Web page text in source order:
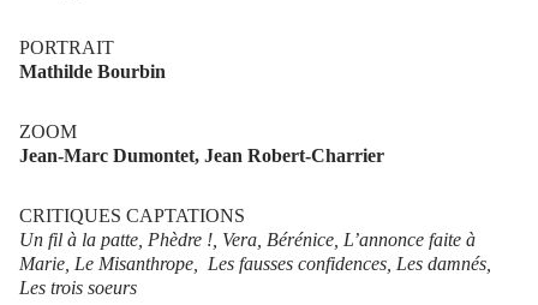
PORTRAIT
Mathilde Bourbin
ZOOM
Jean-Marc Dumontet, Jean Robert-Charrier
CRITIQUES CAPTATIONS
Un fil à la patte, Phèdre !, Vera, Bérénice, L’annonce faite à
Marie, Le Misanthrope, Les fausses confidences, Les damnés,
Les trois soeurs